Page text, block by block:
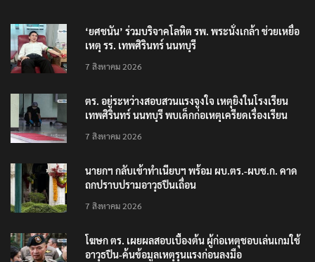
‘ยศชนัน’ ร่วมบริจาคโลหิต รพ. พระนั่งเกล้า ช่วยเหยื่อ
เหตุ รร. เทพศิรินทร์ นนทบุรี
7 สิงหาคม 2026
ตร. อยู่ระหว่างสอบสวนแรงจูงใจ เหตุยิงในโรงเรียน
เทพศิรินทร์ นนทบุรี พบเด็กก่อเหตุเครียดเรื่องเรียน
7 สิงหาคม 2026
นายกฯ กลับเข้าทำเนียบฯ พร้อม ผบ.ตร.-ผบช.ก. คาด
ถกปราบปรามอาวุธปืนเถื่อน
7 สิงหาคม 2026
โฆษก ตร. เผยผลสอบเบื้องต้น ผู้ก่อเหตุชอบเล่นเกมใช้
อาวุธปืน-ค้นข้อมูลเหตุรุนแรงก่อนลงมือ